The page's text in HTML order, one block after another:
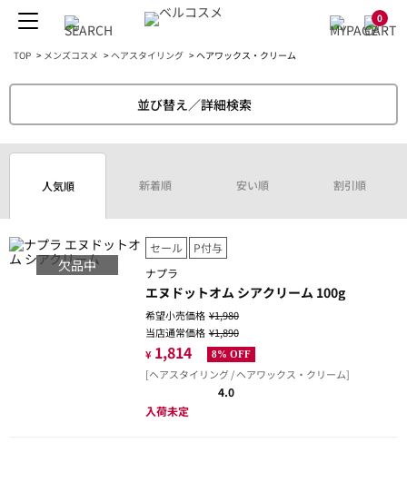
0
TOP > メンズコスメ > ヘアスタイリング >ヘアワックス・クリーム
並び替え／詳細検索
人気順 新着順 安い順 割引順
欠品中
セール
P付与
ナプラ
エヌドットオム シアクリーム 100g
希望小売価格¥1,980
当店通常価格¥1,890
¥ 1,814 8% OFF
[ヘアスタイリング / ヘアワックス・クリーム]
4.0
入荷未定